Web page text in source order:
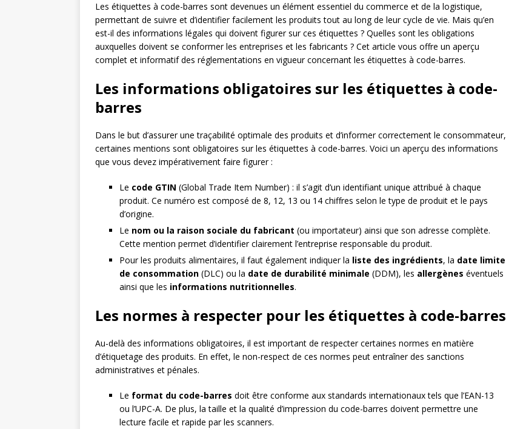
Les étiquettes à code-barres sont devenues un élément essentiel du commerce et de la logistique,
permettant de suivre et d’identifier facilement les produits tout au long de leur cycle de vie. Mais qu’en
est-il des informations légales qui doivent figurer sur ces étiquettes ? Quelles sont les obligations
auxquelles doivent se conformer les entreprises et les fabricants ? Cet article vous offre un aperçu
complet et informatif des réglementations en vigueur concernant les étiquettes à code-barres.
Les informations obligatoires sur les étiquettes à code-
barres
Dans le but d’assurer une traçabilité optimale des produits et d’informer correctement le consommateur,
certaines mentions sont obligatoires sur les étiquettes à code-barres. Voici un aperçu des informations
que vous devez impérativement faire figurer :
Le code GTIN (Global Trade Item Number) : il s’agit d’un identifiant unique attribué à chaque
produit. Ce numéro est composé de 8, 12, 13 ou 14 chiffres selon le type de produit et le pays
d’origine.
Le nom ou la raison sociale du fabricant (ou importateur) ainsi que son adresse complète.
Cette mention permet d’identifier clairement l’entreprise responsable du produit.
Pour les produits alimentaires, il faut également indiquer la liste des ingrédients, la date limite
de consommation (DLC) ou la date de durabilité minimale (DDM), les allergènes éventuels
ainsi que les informations nutritionnelles.
Les normes à respecter pour les étiquettes à code-barres
Au-delà des informations obligatoires, il est important de respecter certaines normes en matière
d’étiquetage des produits. En effet, le non-respect de ces normes peut entraîner des sanctions
administratives et pénales.
Le format du code-barres doit être conforme aux standards internationaux tels que l’EAN-13
ou l’UPC-A. De plus, la taille et la qualité d’impression du code-barres doivent permettre une
lecture facile et rapide par les scanners.